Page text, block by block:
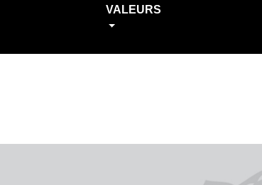
VALEURS